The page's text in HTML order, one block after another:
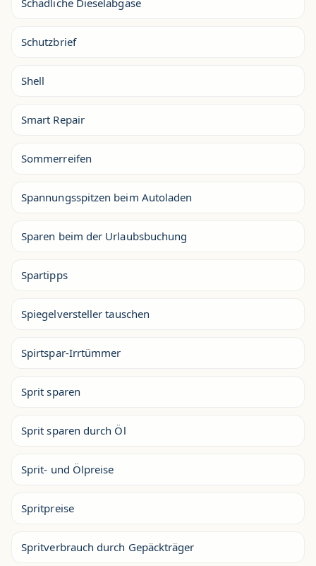
Schutzbrief
Shell
Smart Repair
Sommerreifen
Spannungsspitzen beim Autoladen
Sparen beim der Urlaubsbuchung
Spartipps
Spiegelversteller tauschen
Spirtspar-Irrtümmer
Sprit sparen
Sprit sparen durch Öl
Sprit- und Ölpreise
Spritpreise
Spritverbrauch durch Gepäckträger